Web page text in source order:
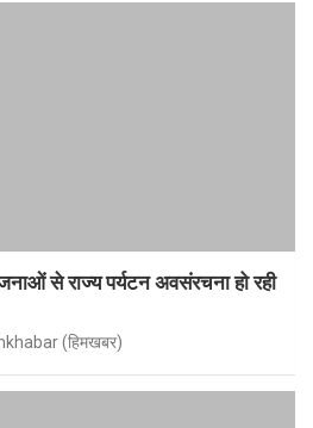
से राज्य पर्यटन अवसंरचना हो रही
(हिमखबर)